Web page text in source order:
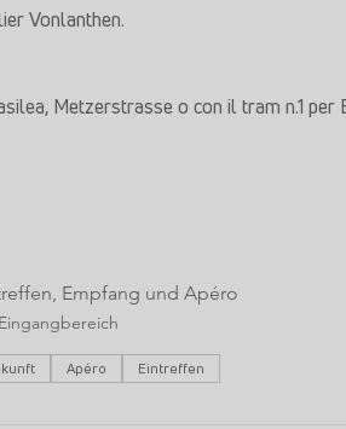
Vonlanthen.
Metzerstrasse o con il tram n.1 per
Empfang und Apéro
Eingangbereich
Apéro Eintreffen